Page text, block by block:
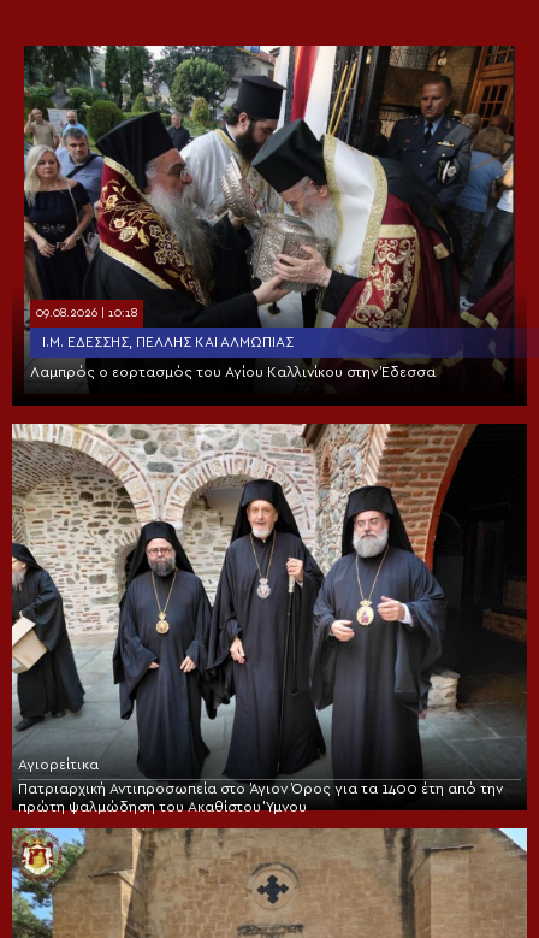
09.08.2026 | 10:18
Ι.Μ. ΕΔΈΣΣΗΣ, ΠΈΛΛΗΣ ΚΑΙ ΑΛΜΩΠΊΑΣ
Λαμπρός ο εορτασμός του Αγίου Καλλινίκου στην Έδεσσα
Αγιορείτικα
Πατριαρχική Αντιπροσωπεία στο Άγιον Όρος για τα 1400 έτη από την
πρώτη ψαλμώδηση του Ακαθίστου Ύμνου